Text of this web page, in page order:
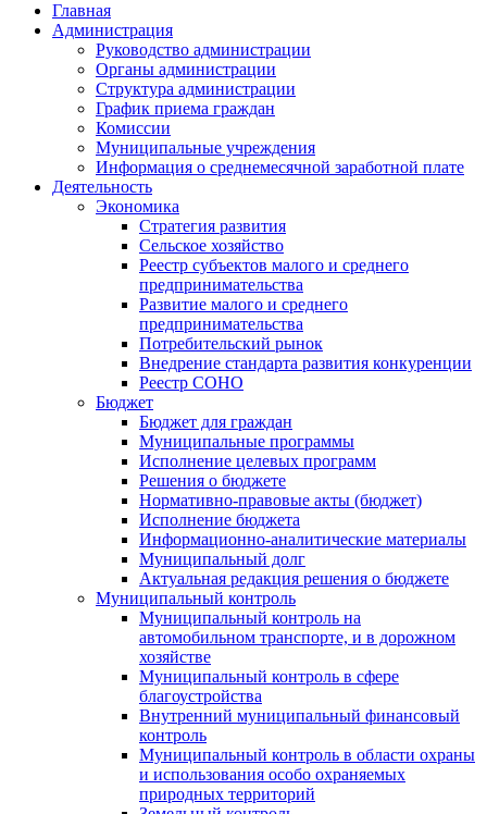
Главная
Администрация
Руководство администрации
Органы администрации
Структура администрации
График приема граждан
Комиссии
Муниципальные учреждения
Информация о среднемесячной заработной плате
Деятельность
Экономика
Стратегия развития
Сельское хозяйство
Реестр субъектов малого и среднего
предпринимательства
Развитие малого и среднего
предпринимательства
Потребительский рынок
Внедрение стандарта развития конкуренции
Реестр СОНО
Бюджет
Бюджет для граждан
Муниципальные программы
Исполнение целевых программ
Решения о бюджете
Нормативно-правовые акты (бюджет)
Исполнение бюджета
Информационно-аналитические материалы
Муниципальный долг
Актуальная редакция решения о бюджете
Муниципальный контроль
Муниципальный контроль на
автомобильном транспорте, и в дорожном
хозяйстве
Муниципальный контроль в сфере
благоустройства
Внутренний муниципальный финансовый
контроль
Муниципальный контроль в области охраны
и использования особо охраняемых
природных территорий